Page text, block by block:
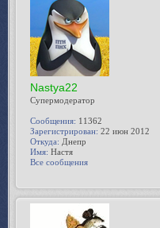
Nastya22
Супермодератор
Сообщения: 11362
Зарегистрирован: 22 июн 2012
Откуда: Днепр
Имя: Настя
Все сообщения